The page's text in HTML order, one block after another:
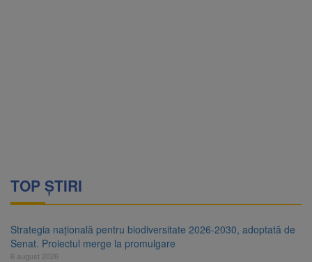
TOP ȘTIRI
Strategia națională pentru biodiversitate 2026-2030, adoptată de
Senat. Proiectul merge la promulgare
6 august 2026